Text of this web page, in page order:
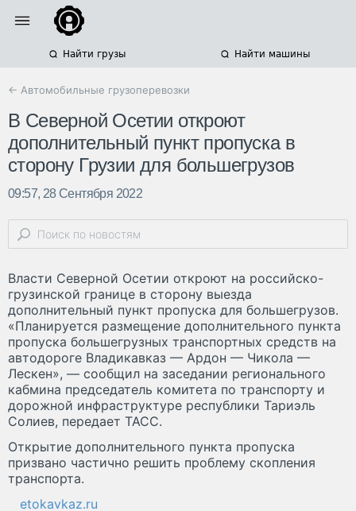
Найти грузы Найти машины
← Автомобильные грузоперевозки
В Северной Осетии откроют
дополнительный пункт пропуска в
сторону Грузии для большегрузов
09:57, 28 Сентября 2022
Власти Северной Осетии откроют на российско-
грузинской границе в сторону выезда
дополнительный пункт пропуска для большегрузов.
«Планируется размещение дополнительного пункта
пропуска большегрузных транспортных средств на
автодороге Владикавказ — Ардон — Чикола —
Лескен», — сообщил на заседании регионального
кабмина председатель комитета по транспорту и
дорожной инфраструктуре республики Тариэль
Солиев, передает ТАСС.
Открытие дополнительного пункта пропуска
призвано частично решить проблему скопления
транспорта.
etokavkaz.ru